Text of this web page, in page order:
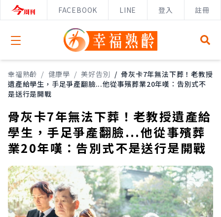
FACEBOOK LINE 登入 註冊
Open menu
幸福熟齡 / 健康學 / 美好告別 / 骨灰卡7年無法下葬！老教授
遺產給學生，手足爭產翻臉...他從事殯葬業20年嘆：告別式不
是送行是開戰
骨灰卡7年無法下葬！老教授遺產給
學生，手足爭產翻臉...他從事殯葬
業20年嘆：告別式不是送行是開戰